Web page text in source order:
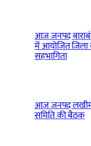
आज जनपद
में आयोजित
सहभागिता
आज जनपद
समिति की बैठक